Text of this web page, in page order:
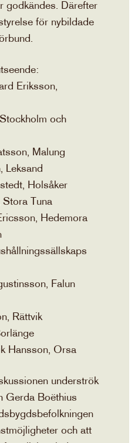
godkändes. Därefter
för nybildade
Eriksson,
och
Malung
Leksand
Holsåker
Stora Tuna
Hedemora
Falun
Rättvik
Hansson, Orsa
underströk
Gerda Boëthius
och att